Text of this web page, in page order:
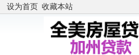
设为首页 收藏本站